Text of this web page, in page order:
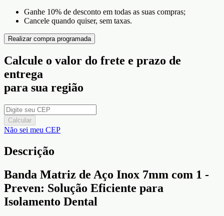
Ganhe 10% de desconto em todas as suas compras;
Cancele quando quiser, sem taxas.
Realizar compra programada
Calcule o valor do frete e prazo de
entrega
para sua região
Calcular
Não sei meu CEP
Descrição
Banda Matriz de Aço Inox 7mm com 1 -
Preven: Solução Eficiente para
Isolamento Dental